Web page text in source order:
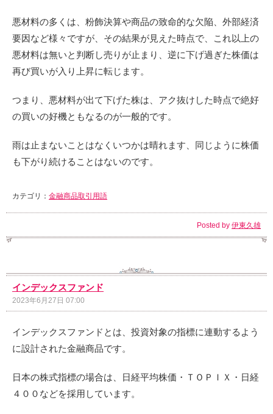
悪材料の多くは、粉飾決算や商品の致命的な欠陥、外部経済
要因など様々ですが、その結果が見えた時点で、これ以上の
悪材料は無いと判断し売りが止まり、逆に下げ過ぎた株価は
再び買いが入り上昇に転じます。
つまり、悪材料が出て下げた株は、アク抜けした時点で絶好
の買いの好機ともなるのが一般的です。
雨は止まないことはなくいつかは晴れます、同じように株価
も下がり続けることはないのです。
カテゴリ： 金融商品取引用語
Posted by 伊東久雄
インデックスファンド
2023年6月27日 07:00
インデックスファンドとは、投資対象の指標に連動するよう
に設計された金融商品です。
日本の株式指標の場合は、日経平均株価・ＴＯＰＩＸ・日経
４００などを採用しています。